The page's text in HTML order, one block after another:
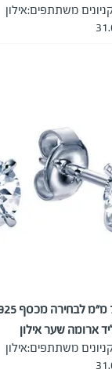
משתתפים:אילון
משתתפים:אילון